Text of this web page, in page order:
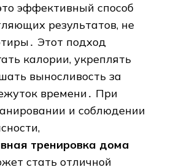
эффективный способ
результатов, не
Этот подход
калории, укреплять
выносливость за
времени․ При
и соблюдении
тренировка дома
стать отличной